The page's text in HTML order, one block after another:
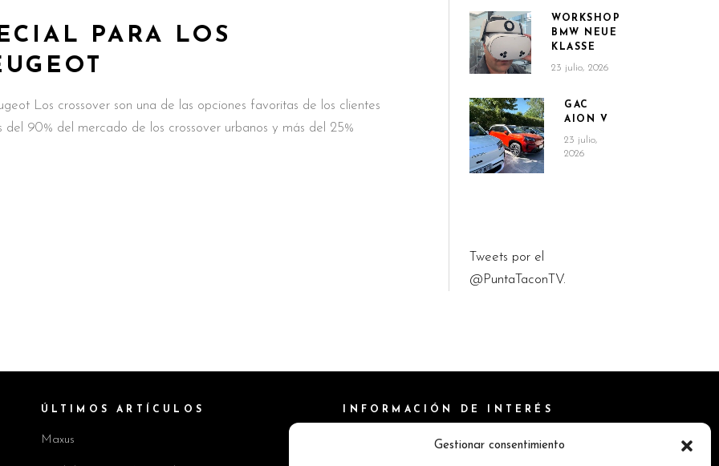
Gestionar consentimiento
PARA LOS
Los crossover son una de las opciones favoritas de los clientes
90% del mercado de los crossover urbanos y más del 25%
WORKSHOP
BMW NEUE
KLASSE
23 julio, 2026
GAC
AION V
23 julio,
2026
Tweets por el
@PuntaTaconTV.
ÚLTIMOS ARTÍCULOS
Maxus
INFORMACIÓN DE INTERÉS
Política de Cookies